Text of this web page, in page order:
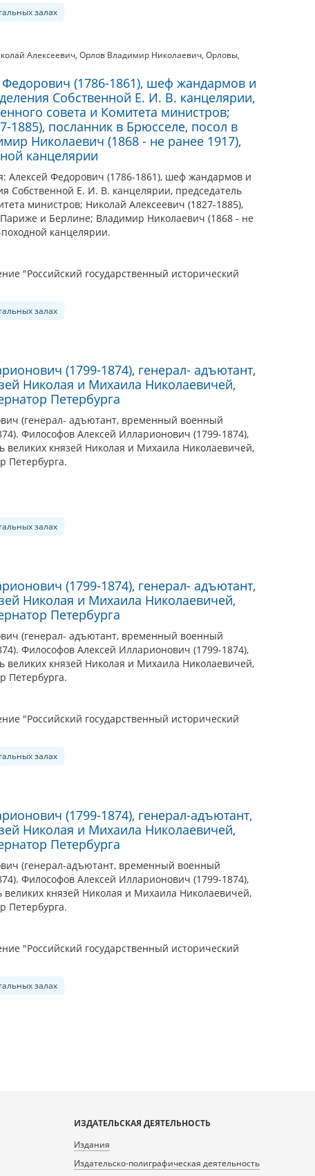
залах
Алексеевич, Орлов Владимир Николаевич, Орловы,
(1786-1861), шеф жандармов и
Собственной Е. И. В. канцелярии,
совета и Комитета министров;
1885), посланник в Брюсселе, посол в
Николаевич (1868 - не ранее 1917),
канцелярии
Алексей Федорович (1786-1861), шеф жандармов и
Собственной Е. И. В. канцелярии, председатель
министров; Николай Алексеевич (1827-1885),
и Берлине; Владимир Николаевич (1868 - не
канцелярии.
"Российский государственный исторический
залах
(1799-1874), генерал- адъютант,
Николая и Михаила Николаевичей,
Петербурга
(генерал- адъютант, временный военный
Философов Алексей Илларионович (1799-1874),
великих князей Николая и Михаила Николаевичей,
Петербурга.
залах
(1799-1874), генерал- адъютант,
Николая и Михаила Николаевичей,
Петербурга
(генерал- адъютант, временный военный
Философов Алексей Илларионович (1799-1874),
великих князей Николая и Михаила Николаевичей,
Петербурга.
"Российский государственный исторический
залах
(1799-1874), генерал-адъютант,
Николая и Михаила Николаевичей,
Петербурга
(генерал-адъютант, временный военный
Философов Алексей Илларионович (1799-1874),
великих князей Николая и Михаила Николаевичей,
Петербурга.
"Российский государственный исторический
залах
ИЗДАТЕЛЬСКАЯ ДЕЯТЕЛЬНОСТЬ
Издания
Издательско-полиграфическая деятельность